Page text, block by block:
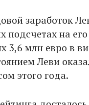
заработок
подсчетах на
3,6 млн евро в
Леви
этого года.